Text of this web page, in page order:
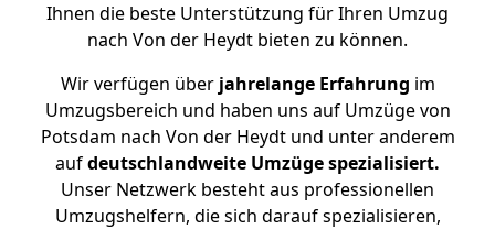
Ihnen die beste Unterstützung für Ihren Umzug
nach Von der Heydt bieten zu können.
Wir verfügen überjahrelange Erfahrung im
Umzugsbereich und haben uns auf Umzüge von
Potsdam nach Von der Heydt und unter anderem
aufdeutschlandweite Umzüge spezialisiert.
Unser Netzwerk besteht aus professionellen
Umzugshelfern, die sich darauf spezialisieren,